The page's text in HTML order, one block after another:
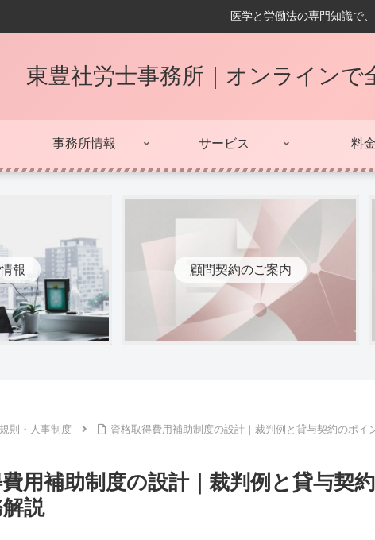
医学と労働法の専門知識で
東豊社労士事務所｜オンラインで
事務所情報 サービス 料金
報 顧問契約のご案内
則・人事制度 資格取得費用補助制度の設計｜裁判例と貸与契約のポイ
用補助制度の設計｜裁判例と貸与契
解説